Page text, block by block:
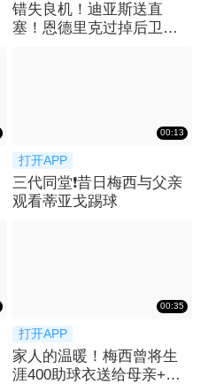
错失良机！迪亚斯送直
塞！恩德里克过掉后卫小
00:13
打开APP
三代同堂❗️昔日梅西与父亲
观看蒂亚戈踢球
00:35
打开APP
家人的温暖！梅西曾将生
涯400助球衣送给母亲+一